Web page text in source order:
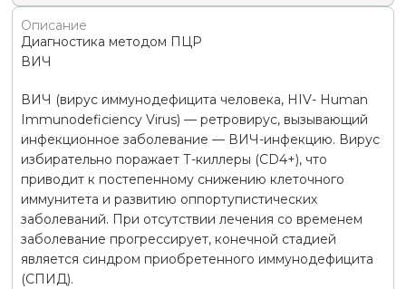
Описание
Диагностика методом ПЦР
ВИЧ
ВИЧ (вирус иммунодефицита человека, HIV- Human
Immunodeficiency Virus) — ретровирус, вызывающий
инфекционное заболевание — ВИЧ-инфекцию. Вирус
избирательно поражает Т-киллеры (CD4+), что
приводит к постепенному снижению клеточного
иммунитета и развитию оппортупистических
заболеваний. При отсутствии лечения со временем
заболевание прогрессирует, конечной стадией
является синдром приобретенного иммунодефицита
(СПИД).